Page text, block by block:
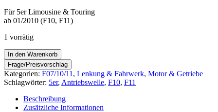
Für 5er Limousine & Touring
ab 01/2010 (F10, F11)
1 vorrätig
Original
BMW
Abtriebswelle
rechts
7581016
Menge
In den Warenkorb
Kategorien: F07/10/11 , Lenkung & Fahrwerk, Motor & Getriebe
Schlagwörter: 5er, Antriebswelle, F10, F11
Beschreibung
Zusätzliche Informationen